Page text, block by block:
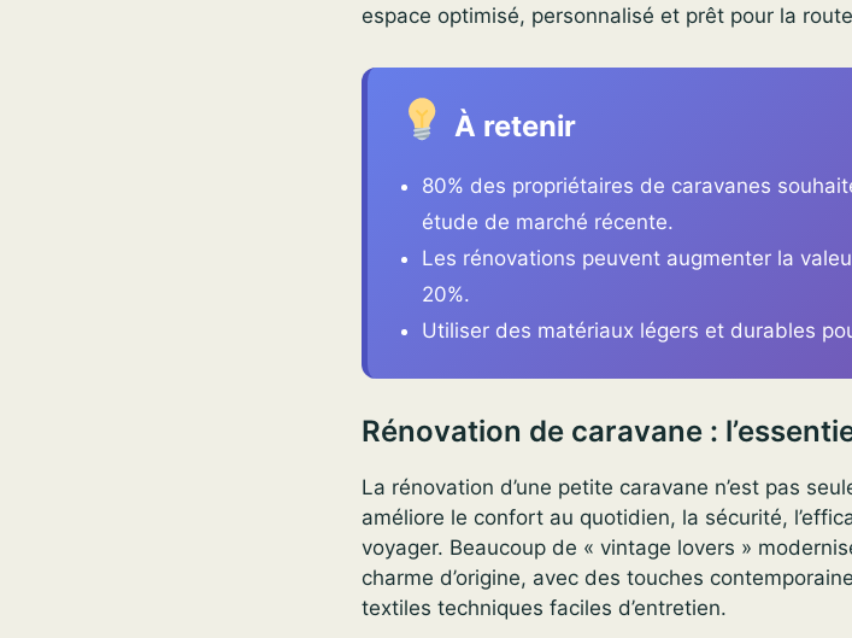
espace optimisé, personnalisé et prêt pour la
À retenir
80% des propriétaires de caravanes
étude de marché récente.
Les rénovations peuvent augmenter la
20%.
Utiliser des matériaux légers et durables
Rénovation de caravane :
La rénovation d’une petite caravane n’est pas
améliore le confort au quotidien, la sécurité,
voyager. Beaucoup de « vintage lovers »
charme d’origine, avec des touches
textiles techniques faciles d’entretien.